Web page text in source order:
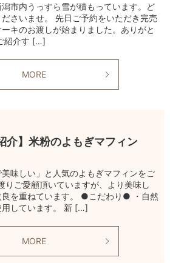
市内うっすら雪が積もっています。ど
さいませ。 先日ご予約をいただき完売
キのお渡しが始まりました。ありがと
紹介す […]
MORE
介】米粉のよもぎマフィン
味しい」と人気のよもぎマフィンをご
りご愛顧頂いていますが、より美味し
良を重ねています。 ●こだわり● ・自然
用しています。 新 […]
MORE